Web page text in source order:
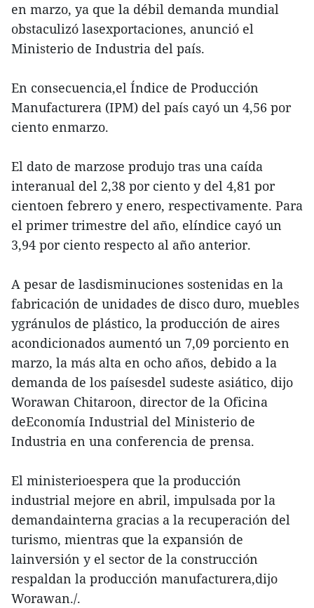
en marzo, ya que la débil demanda mundial
obstaculizó lasexportaciones, anunció el
Ministerio de Industria del país.
En consecuencia,el Índice de Producción
Manufacturera (IPM) del país cayó un 4,56 por
ciento enmarzo.
El dato de marzose produjo tras una caída
interanual del 2,38 por ciento y del 4,81 por
cientoen febrero y enero, respectivamente. Para
el primer trimestre del año, elíndice cayó un
3,94 por ciento respecto al año anterior.
A pesar de lasdisminuciones sostenidas en la
fabricación de unidades de disco duro, muebles
ygránulos de plástico, la producción de aires
acondicionados aumentó un 7,09 porciento en
marzo, la más alta en ocho años, debido a la
demanda de los paísesdel sudeste asiático, dijo
Worawan Chitaroon, director de la Oficina
deEconomía Industrial del Ministerio de
Industria en una conferencia de prensa.
El ministerioespera que la producción
industrial mejore en abril, impulsada por la
demandainterna gracias a la recuperación del
turismo, mientras que la expansión de
lainversión y el sector de la construcción
respaldan la producción manufacturera,dijo
Worawan./.